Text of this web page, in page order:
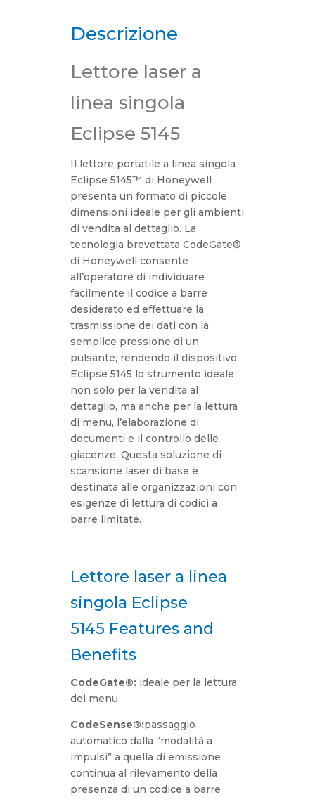
Descrizione
Lettore laser a
linea singola
Eclipse 5145
Il lettore portatile a linea singola
Eclipse 5145™ di Honeywell
presenta un formato di piccole
dimensioni ideale per gli ambienti
di vendita al dettaglio. La
tecnologia brevettata CodeGate®
di Honeywell consente
all’operatore di individuare
facilmente il codice a barre
desiderato ed effettuare la
trasmissione dei dati con la
semplice pressione di un
pulsante, rendendo il dispositivo
Eclipse 5145 lo strumento ideale
non solo per la vendita al
dettaglio, ma anche per la lettura
di menu, l’elaborazione di
documenti e il controllo delle
giacenze. Questa soluzione di
scansione laser di base è
destinata alle organizzazioni con
esigenze di lettura di codici a
barre limitate.
Lettore laser a linea
singola Eclipse
5145 Features and
Benefits
CodeGate®:ideale per la lettura
dei menu
CodeSense®:passaggio
automatico dalla “modalità a
impulsi” a quella di emissione
continua al rilevamento della
presenza di un codice a barre